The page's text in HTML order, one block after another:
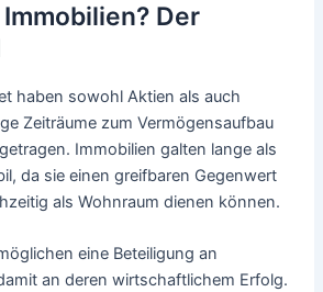
Der
haben sowohl Aktien als auch
Zeiträume zum Vermögensaufbau
Immobilien galten lange als
da sie einen greifbaren Gegenwert
als Wohnraum dienen können.
eine Beteiligung an
an deren wirtschaftlichem Erfolg.